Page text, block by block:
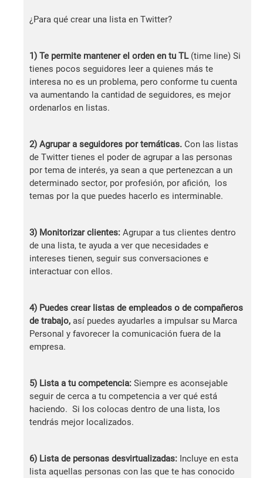
¿Para qué crear una lista en Twitter?
1) Te permite mantener el orden en tu TL(time line) Si
tienes pocos seguidores leer a quienes más te
interesa no es un problema, pero conforme tu cuenta
va aumentando la cantidad de seguidores, es mejor
ordenarlos en listas.
2) Agrupar a seguidores por temáticas. Con las listas
de Twitter tienes el poder de agrupar a las personas
por tema de interés, ya sean a que pertenezcan a un
determinado sector, por profesión, por afición, los
temas por la que puedes hacerlo es interminable.
3) Monitorizar clientes: Agrupar a tus clientes dentro
de una lista, te ayuda a ver que necesidades e
intereses tienen, seguir sus conversaciones e
interactuar con ellos.
4) Puedes crear listas de empleados o de compañeros
de trabajo, así puedes ayudarles a impulsar su Marca
Personal y favorecer la comunicación fuera de la
empresa.
5) Lista a tu competencia: Siempre es aconsejable
seguir de cerca a tu competencia a ver qué está
haciendo. Si los colocas dentro de una lista, los
tendrás mejor localizados.
6) Lista de personas desvirtualizadas: Incluye en esta
lista aquellas personas con las que te has conocido